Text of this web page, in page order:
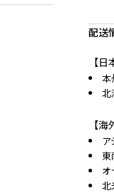
配送
【
本
北
【海
ア
東
オ
北